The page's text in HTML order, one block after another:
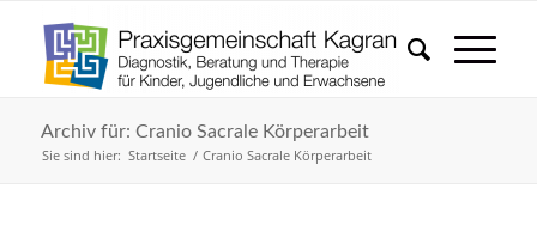
Archiv für: Cranio Sacrale Körperarbeit
Sie sind hier: Startseite / Cranio Sacrale Körperarbeit